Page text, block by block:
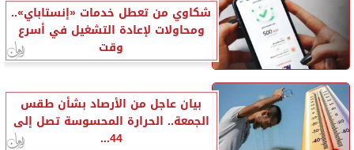
شكاوي من تعطل خدمات «إنستاباي»..
ومحاولات لإعادة التشغيل في أسرع
وقت
بيان عاجل من الأرصاد بشأن طقس
الجمعة.. الحرارة المحسوسة تصل إلى
44...